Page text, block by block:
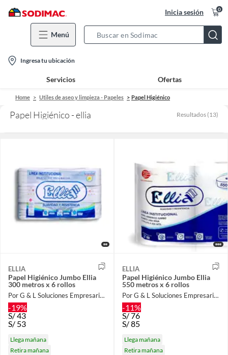
Inicia sesión 0
Menú
Bar
location-
icon
Ingresa tu ubicación
Servicios Ofertas
Home Utiles de aseo y limpieza - Papeles Papel Higiénico
Papel Higiénico - ellia Resultados (13)
ELLIA
Papel Higiénico Jumbo Ellia
300 metros x 6 rollos
Por G & L Soluciones Empresariales
-19%
S/43
S/ 53
Llega mañana
Retira mañana
ELLIA
Papel Higiénico Jumbo Ellia
550 metros x 6 rollos
Por G & L Soluciones Empresariales
-11%
S/76
S/85
Llega mañana
Retira mañana